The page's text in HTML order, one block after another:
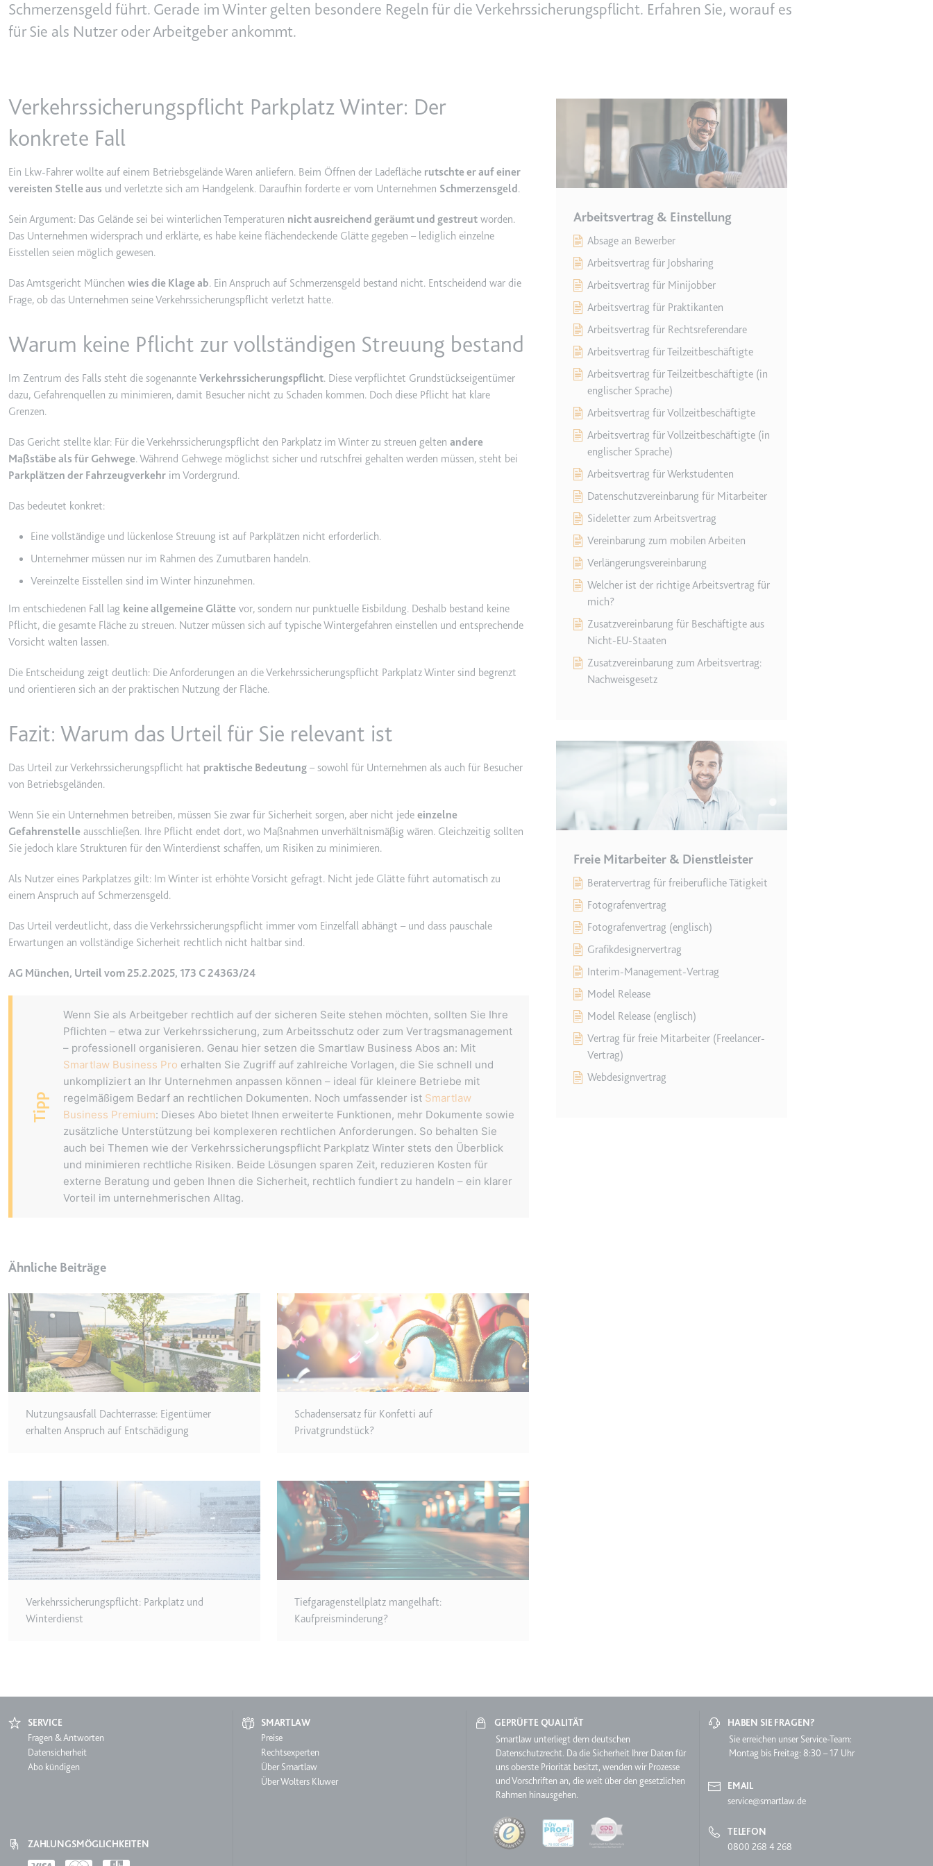
_ga_#
Ablauf:
2 Jahre
_gcl_au
Anbieter:
Zweck:
Wird verwendet, um die Effizienz der Werbeaktivitäten der Website zu messen, indem Daten über die
Conversion-Rate der Anzeigen der Website über mehrere Websites hinweg gesammelt werden.
Typ:
HTTP-Cookie
Anbieter:
www.googletagmanager.com
Verfolgt die Konversionsrate zwischen dem Nutzer und den Werbebannern auf der Website - Dies dient
der Optimierung der Relevanz der Werbung auf der Website.
__Secure-ROLLOUT_TOKEN
Wird verwendet, um die Interaktion der Nutzer mit eingebetteten Inhalten zu verfolgen.
Ablauf:
180 Tage
Typ:
HTTP-Cookie
__Secure-YEC
Anbieter:
youtube.com
Ablauf:
Sitzung
Anbieter:
youtube.com
Ablauf:
180 Tage
Typ:
HTTP-Cookie
Zweck:
Wird verwendet, um die Interaktion der Nutzer mit eingebetteten Inhalten zu verfolgen.
Typ:
Anbieter:
youtube.com
Zweck:
Wird verwendet, um die Interaktion der Nutzer mit eingebetteten Inhalten zu verfolgen.
Ablauf:
Beständig
Typ:
ServiceWorkerLogsDatabase#SWHealthLog
Anbieter:
youtube.com
Zweck:
Anbieter:
youtube.com
Zweck:
Wird verwendet, um die Interaktion der Nutzer mit eingebetteten Inhalten zu verfolgen.
Ablauf:
1 Tag
Typ:
HTTP-Cookie
Beständig
Typ:
HTML Local Storage
ytidb::LAST_RESULT_ENTRY_KEY
Anbieter:
youtube.com
Zweck:
Wird verwendet, um die Interaktion der Nutzer mit eingebetteten Inhalten zu verfolgen.
Beständig
Wird verwendet, um die Interaktion der Nutzer mit eingebetteten Inhalten zu verfolgen.
Beständig
IndexedDB
behalten.
Ablauf:
Sitzung
Schmerzensgeld führt. Gerade im Winter gelten besondere Regeln für die Verkehrssicherungspflicht. Erfahren Sie, worauf es
für Sie als Nutzer oder Arbeitgeber ankommt.
Verkehrssicherungspflicht Parkplatz Winter: Der
konkrete Fall
Ein Lkw-Fahrer wollte auf einem Betriebsgelände Waren anliefern. Beim Öffnen der Ladefläche rutschte er auf einer
vereisten Stelle aus und verletzte sich am Handgelenk. Daraufhin forderte er vom Unternehmen Schmerzensgeld.
Sein Argument: Das Gelände sei bei winterlichen Temperaturen nicht ausreichend geräumt und gestreut worden.
Das Unternehmen widersprach und erklärte, es habe keine flächendeckende Glätte gegeben – lediglich einzelne
Eisstellen seien möglich gewesen.
Das Amtsgericht München wies die Klage ab. Ein Anspruch auf Schmerzensgeld bestand nicht. Entscheidend war die
Frage, ob das Unternehmen seine Verkehrssicherungspflicht verletzt hatte.
Warum keine Pflicht zur vollständigen Streuung bestand
Im Zentrum des Falls steht die sogenannte Verkehrssicherungspflicht. Diese verpflichtet Grundstückseigentümer
dazu, Gefahrenquellen zu minimieren, damit Besucher nicht zu Schaden kommen. Doch diese Pflicht hat klare
Grenzen.
Das Gericht stellte klar: Für die Verkehrssicherungspflicht den Parkplatz im Winter zu streuen gelten andere
Maßstäbe als für Gehwege. Während Gehwege möglichst sicher und rutschfrei gehalten werden müssen, steht bei
Parkplätzen der Fahrzeugverkehr im Vordergrund.
Das bedeutet konkret:
Eine vollständige und lückenlose Streuung ist auf Parkplätzen nicht erforderlich.
Unternehmer müssen nur im Rahmen des Zumutbaren handeln.
Vereinzelte Eisstellen sind im Winter hinzunehmen.
Im entschiedenen Fall lag keine allgemeine Glätte vor, sondern nur punktuelle Eisbildung. Deshalb bestand keine
Pflicht, die gesamte Fläche zu streuen. Nutzer müssen sich auf typische Wintergefahren einstellen und entsprechende
Vorsicht walten lassen.
Die Entscheidung zeigt deutlich: Die Anforderungen an die Verkehrssicherungspflicht Parkplatz Winter sind begrenzt
und orientieren sich an der praktischen Nutzung der Fläche.
Fazit: Warum das Urteil für Sie relevant ist
Das Urteil zur Verkehrssicherungspflicht hat praktische Bedeutung – sowohl für Unternehmen als auch für Besucher
von Betriebsgeländen.
Wenn Sie ein Unternehmen betreiben, müssen Sie zwar für Sicherheit sorgen, aber nicht jede einzelne
Gefahrenstelle ausschließen. Ihre Pflicht endet dort, wo Maßnahmen unverhältnismäßig wären. Gleichzeitig sollten
Sie jedoch klare Strukturen für den Winterdienst schaffen, um Risiken zu minimieren.
Als Nutzer eines Parkplatzes gilt: Im Winter ist erhöhte Vorsicht gefragt. Nicht jede Glätte führt automatisch zu
einem Anspruch auf Schmerzensgeld.
Das Urteil verdeutlicht, dass die Verkehrssicherungspflicht immer vom Einzelfall abhängt – und dass pauschale
Erwartungen an vollständige Sicherheit rechtlich nicht haltbar sind.
AG München, Urteil vom 25.2.2025, 173 C 24363/24
Tipp
Wenn Sie als Arbeitgeber rechtlich auf der sicheren Seite stehen möchten, sollten Sie Ihre
Pflichten – etwa zur Verkehrssicherung, zum Arbeitsschutz oder zum Vertragsmanagement
– professionell organisieren. Genau hier setzen die Smartlaw Business Abos an: Mit
Smartlaw Business Pro erhalten Sie Zugriff auf zahlreiche Vorlagen, die Sie schnell und
unkompliziert an Ihr Unternehmen anpassen können – ideal für kleinere Betriebe mit
regelmäßigem Bedarf an rechtlichen Dokumenten. Noch umfassender ist Smartlaw
Business Premium: Dieses Abo bietet Ihnen erweiterte Funktionen, mehr Dokumente sowie
zusätzliche Unterstützung bei komplexeren rechtlichen Anforderungen. So behalten Sie
auch bei Themen wie der Verkehrssicherungspflicht Parkplatz Winter stets den Überblick
und minimieren rechtliche Risiken. Beide Lösungen sparen Zeit, reduzieren Kosten für
externe Beratung und geben Ihnen die Sicherheit, rechtlich fundiert zu handeln – ein klarer
Vorteil im unternehmerischen Alltag.
Ähnliche Beiträge
Nutzungsausfall Dachterrasse: Eigentümer
erhalten Anspruch auf Entschädigung
Schadensersatz für Konfetti auf
Privatgrundstück?
Verkehrssicherungspflicht: Parkplatz und
Winterdienst
Tiefgaragenstellplatz mangelhaft:
Kaufpreisminderung?
Arbeitsvertrag & Einstellung
Absage an Bewerber
Arbeitsvertrag für Jobsharing
Arbeitsvertrag für Minijobber
Arbeitsvertrag für Praktikanten
Arbeitsvertrag für Rechtsreferendare
Arbeitsvertrag für Teilzeitbeschäftigte
Arbeitsvertrag für Teilzeitbeschäftigte (in
englischer Sprache)
Arbeitsvertrag für Vollzeitbeschäftigte
Arbeitsvertrag für Vollzeitbeschäftigte (in
englischer Sprache)
Arbeitsvertrag für Werkstudenten
Datenschutzvereinbarung für Mitarbeiter
Sideletter zum Arbeitsvertrag
Vereinbarung zum mobilen Arbeiten
Verlängerungsvereinbarung
Welcher ist der richtige Arbeitsvertrag für
mich?
Zusatzvereinbarung für Beschäftigte aus
Nicht-EU-Staaten
Zusatzvereinbarung zum Arbeitsvertrag:
Nachweisgesetz
Freie Mitarbeiter & Dienstleister
Beratervertrag für freiberufliche Tätigkeit
Fotografenvertrag
Fotografenvertrag (englisch)
Grafikdesignervertrag
Interim-Management-Vertrag
Model Release
Model Release (englisch)
Vertrag für freie Mitarbeiter (Freelancer-
Vertrag)
Webdesignvertrag
SERVICE
Service
Fragen & Antworten
Datensicherheit
Abo kündigen
ZAHLUNGSMÖGLICHKEITEN
SMARTLAW
Smartlaw
Preise
Rechtsexperten
Über Smartlaw
Über Wolters Kluwer
GEPRÜFTE QUALITÄT
Smartlaw unterliegt dem deutschen
Datenschutzrecht. Da die Sicherheit Ihrer Daten für
uns oberste Priorität besitzt, wenden wir Prozesse
und Vorschriften an, die weit über den gesetzlichen
Rahmen hinausgehen.
Quality
HABEN SIE FRAGEN?
Sie erreichen unser Service-Team:
Montag bis Freitag: 8:30 – 17 Uhr
EMAIL
service@smartlaw.de
TELEFON
0800 268 4 268